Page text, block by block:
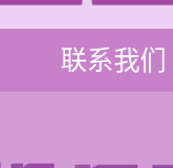
联系我们